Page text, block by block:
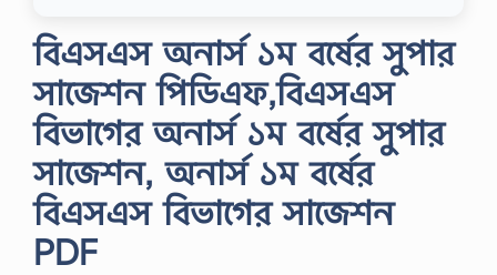
বিএসএস অনার্স ১ম বর্ষের সুপার
সাজেশন পিডিএফ,বিএসএস
বিভাগের অনার্স ১ম বর্ষের সুপার
সাজেশন, অনার্স ১ম বর্ষের
বিএসএস বিভাগের সাজেশন
PDF